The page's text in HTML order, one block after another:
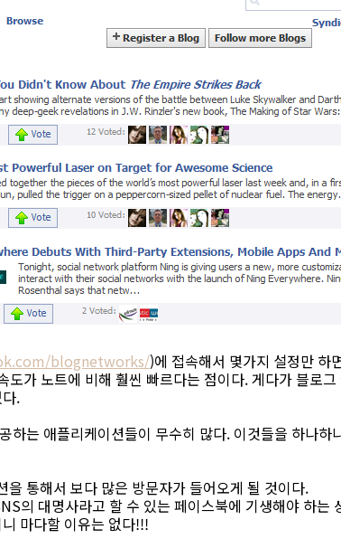
blognetworks/)에 접속해서 몇가지 설정만 하
도가 노트에 비해 훨씬 빠르다는 점이다. 게다가 블로
.
하는 애플리케이션들이 무수히 많다. 이것들을 하나하
통해서 보다 많은 방문자가 들어오게 될 것이다.
의 대명사라고 할 수 있는 페이스북에 기생해야 하는
마다할 이유는 없다!!!